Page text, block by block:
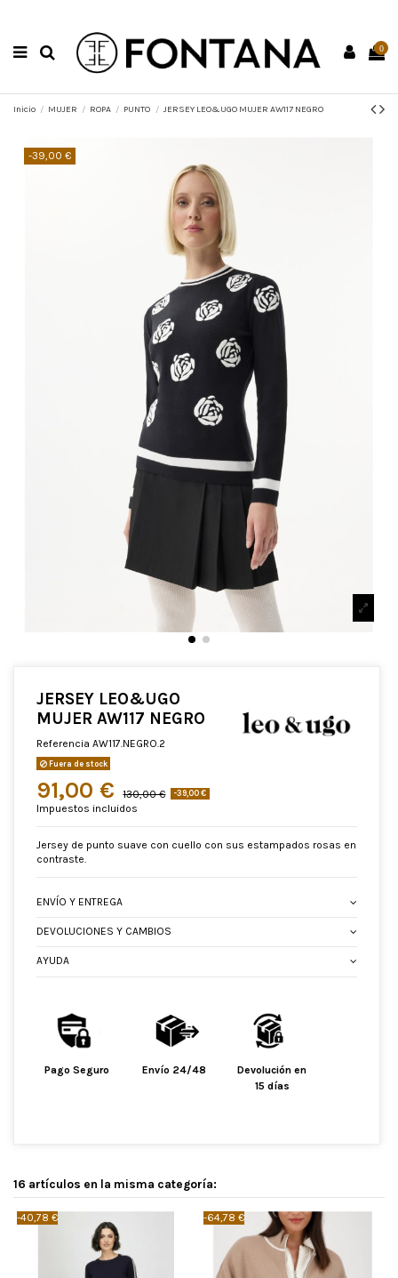
0
Inicio MUJER ROPA PUNTO JERSEY LEO&UGO MUJER AW117 NEGRO
-39,00 €
JERSEY LEO&UGO
MUJER AW117 NEGRO
Referencia AW117.NEGRO.2
Fuera de stock
91,00 € 130,00 € -39,00 €
Impuestos incluidos
Jersey de punto suave con cuello con sus estampados rosas en
contraste.
ENVÍO Y ENTREGA
DEVOLUCIONES Y CAMBIOS
AYUDA
Pago Seguro Envío 24/48
Devolución en
15 días
16 artículos en la misma categoría:
-40,78 € -64,78 €